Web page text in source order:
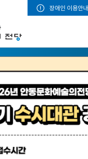
장애인 이용안내
VR로 만나는 전당